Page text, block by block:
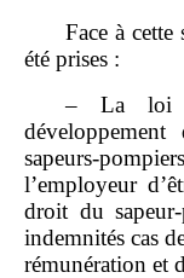
Face à
été prises :
– La loi
l’employeur
droit du
indemnités cas
rémunération et